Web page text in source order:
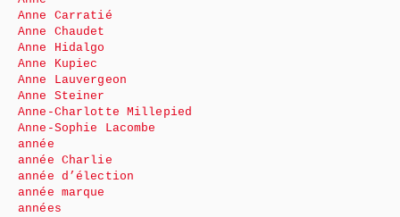
Anne Carratié
Anne Chaudet
Anne Hidalgo
Anne Kupiec
Anne Lauvergeon
Anne Steiner
Anne-Charlotte Millepied
Anne-Sophie Lacombe
année
année Charlie
année d’élection
année marque
années